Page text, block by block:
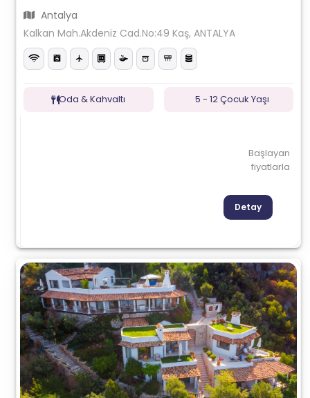
Antalya
Kalkan Mah.Akdeniz Cad.No:49 Kaş, ANTALYA
Oda & Kahvaltı 5 - 12 Çocuk Yaşı
Başlayan
fiyatlarla
Detay